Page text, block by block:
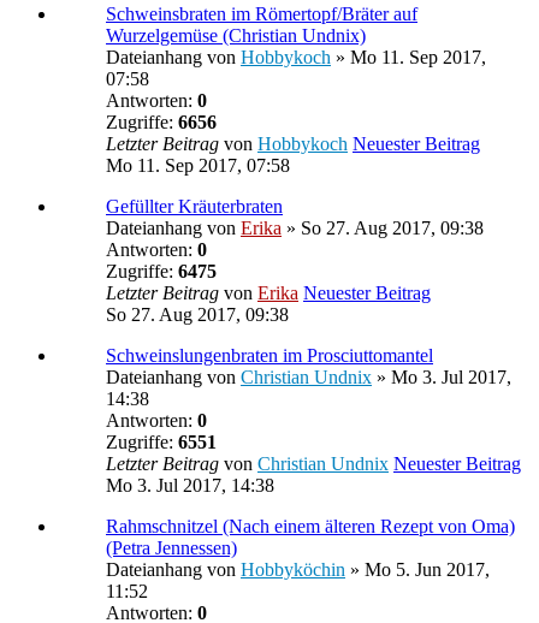
Schweinsbraten im Römertopf/Bräter auf
Wurzelgemüse (Christian Undnix)
Dateianhang von Hobbykoch » Mo 11. Sep 2017,
07:58
Antworten: 0
Zugriffe: 6656
Letzter Beitrag von Hobbykoch Neuester Beitrag
Mo 11. Sep 2017, 07:58
Gefüllter Kräuterbraten
Dateianhang von Erika » So 27. Aug 2017, 09:38
Antworten: 0
Zugriffe: 6475
Letzter Beitrag von Erika Neuester Beitrag
So 27. Aug 2017, 09:38
Schweinslungenbraten im Prosciuttomantel
Dateianhang von Christian Undnix » Mo 3. Jul 2017,
14:38
Antworten: 0
Zugriffe: 6551
Letzter Beitrag von Christian Undnix Neuester Beitrag
Mo 3. Jul 2017, 14:38
Rahmschnitzel (Nach einem älteren Rezept von Oma)
(Petra Jennessen)
Dateianhang von Hobbyköchin » Mo 5. Jun 2017,
11:52
Antworten: 0